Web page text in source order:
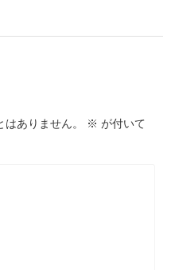
ありません。 ※ が付いて